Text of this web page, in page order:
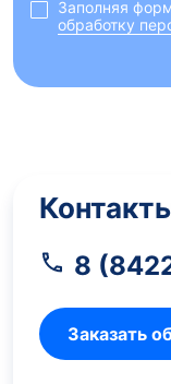
Заполняя
обработку
8
Заказать